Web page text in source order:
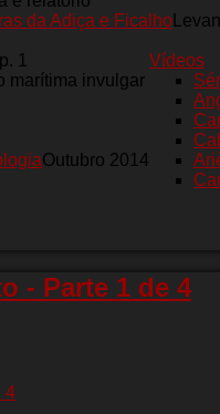
da Adiça e Ficalho
Vídeos
1
marítima invulgar
Outubro 2014
- Parte 1 de 4
4